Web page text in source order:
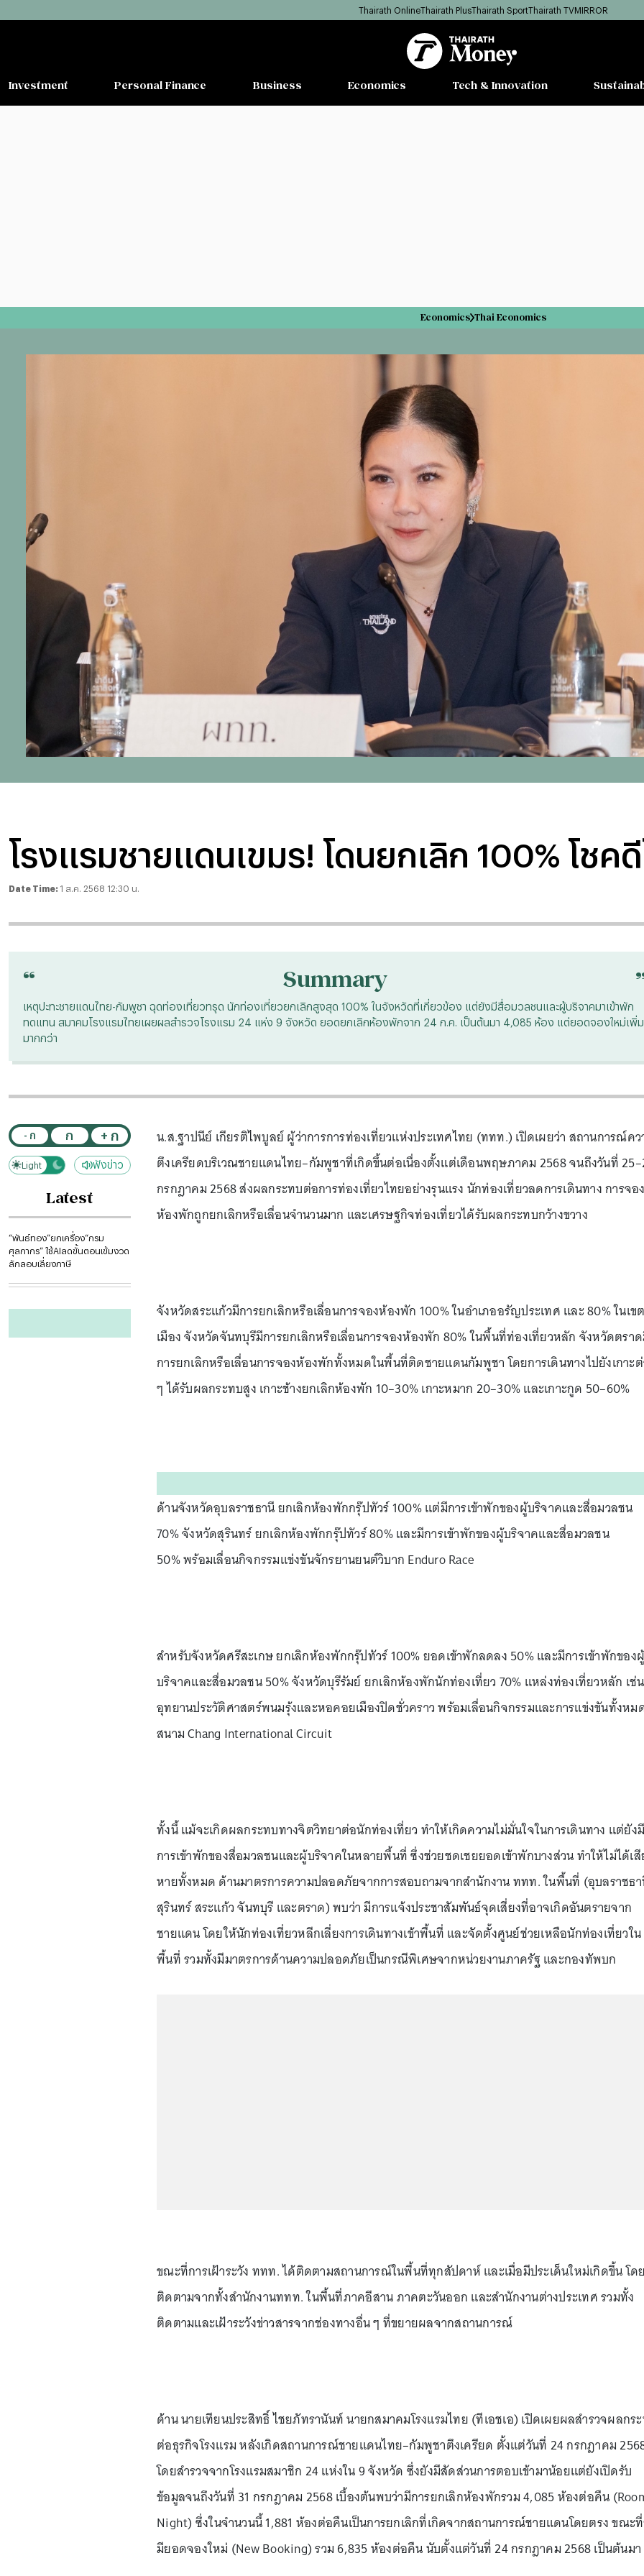
Thairath OnlineThairath PlusThairath SportThairath TVMIRROR
Investment Personal Finance Business Economics Tech & Innovation
Economics Thai Economics
โรงแรมชายแดนเขมร! โดนยกเลิก 100% โช
Date Time: 1 ส.ค. 2568 12:30 น.
“ Summary
เหตุปะทะชายแดนไทย-กัมพูชา ฉุดท่องเที่ยวทรุด นักท่องเที่ยวยกเลิกสูงสุด 100% ในจังหวัดที่เกี่ยวข้อง แต่ยังมีสื่อมวลชนและผู้บริจาคมาเข้าพัก
ทดแทน สมาคมโรงแรมไทยเผยผลสำรวจโรงแรม 24 แห่ง 9 จังหวัด ยอดยกเลิกห้องพักจาก 24 ก.ค. เป็นต้นมา 4,085 ห้อง แต่ยอดจองใหม่เพิ่ม
มากกว่า
- ก ก + ก
Dark
Light ฟังข่าว
Latest
“พันธ์ทอง”ยกเครื่อง“กรม
ศุลกากร” ใช้AIลดขั้นตอนเข้มงวด
ลักลอบเลี่ยงภาษี
น.ส.ฐาปนีย์ เกียรติไพบูลย์ ผู้ว่าการการท่องเที่ยวแห่งประเทศไทย (ททท.) เปิดเผยว่า สถานการณ์คว
ตึงเครียดบริเวณชายแดนไทย–กัมพูชาที่เกิดขึ้นต่อเนื่องตั้งแต่เดือนพฤษภาคม 2568 จนถึงวันที่
กรกฎาคม 2568 ส่งผลกระทบต่อการท่องเที่ยวไทยอย่างรุนแรง นักท่องเที่ยวลดการเดินทาง การจอง
ห้องพักถูกยกเลิกหรือเลื่อนจำนวนมาก และเศรษฐกิจท่องเที่ยวได้รับผลกระทบกว้างขวาง
จังหวัดสระแก้วมีการยกเลิกหรือเลื่อนการจองห้องพัก 100% ในอำเภออรัญประเทศ และ 80% ในเขต
เมือง จังหวัดจันทบุรีมีการยกเลิกหรือเลื่อนการจองห้องพัก 80% ในพื้นที่ท่องเที่ยวหลัก จังหวัดตรา
การยกเลิกหรือเลื่อนการจองห้องพักทั้งหมดในพื้นที่ติดชายแดนกัมพูชา โดยการเดินทางไปยังเกาะ
ๆ ได้รับผลกระทบสูง เกาะช้างยกเลิกห้องพัก 10–30% เกาะหมาก 20–30% และเกาะกูด 50–60%
ด้านจังหวัดอุบลราชธานี ยกเลิกห้องพักกรุ๊ปทัวร์ 100% แต่มีการเข้าพักของผู้บริจาคและสื่อมวลชน
70% จังหวัดสุรินทร์ ยกเลิกห้องพักกรุ๊ปทัวร์ 80% และมีการเข้าพักของผู้บริจาคและสื่อมวลชน
50% พร้อมเลื่อนกิจกรรมแข่งขันจักรยานยนต์วิบาก Enduro Race
สำหรับจังหวัดศรีสะเกษ ยกเลิกห้องพักกรุ๊ปทัวร์ 100% ยอดเข้าพักลดลง 50% และมีการเข้าพักของผู้
บริจาคและสื่อมวลชน 50% จังหวัดบุรีรัมย์ ยกเลิกห้องพักนักท่องเที่ยว 70% แหล่งท่องเที่ยวหลัก เช่น
อุทยานประวัติศาสตร์พนมรุ้งและหอคอยเมืองปิดชั่วคราว พร้อมเลื่อนกิจกรรมและการแข่งขันทั้งหม
สนาม Chang International Circuit
ทั้งนี้ แม้จะเกิดผลกระทบทางจิตวิทยาต่อนักท่องเที่ยว ทำให้เกิดความไม่มั่นใจในการเดินทาง แต่ยังมี
การเข้าพักของสื่อมวลชนและผู้บริจาคในหลายพื้นที่ ซึ่งช่วยชดเชยยอดเข้าพักบางส่วน ทำให้ไม่ได้เ
หายทั้งหมด ด้านมาตรการความปลอดภัยจากการสอบถามจากสำนักงาน ททท. ในพื้นที่ (อุบลราชธ
สุรินทร์ สระแก้ว จันทบุรี และตราด) พบว่า มีการแจ้งประชาสัมพันธ์จุดเสี่ยงที่อาจเกิดอันตรายจาก
ชายแดน โดยให้นักท่องเที่ยวหลีกเลี่ยงการเดินทางเข้าพื้นที่ และจัดตั้งศูนย์ช่วยเหลือนักท่องเที่ยวใน
พื้นที่ รวมทั้งมีมาตรการด้านความปลอดภัยเป็นกรณีพิเศษจากหน่วยงานภาครัฐ และกองทัพบก
ขณะที่การเฝ้าระวัง ททท. ได้ติดตามสถานการณ์ในพื้นที่ทุกสัปดาห์ และเมื่อมีประเด็นใหม่เกิดขึ้น โดย
ติดตามจากทั้งสำนักงานททท. ในพื้นที่ภาคอีสาน ภาคตะวันออก และสำนักงานต่างประเทศ รวมทั้ง
ติดตามและเฝ้าระวังข่าวสารจากช่องทางอื่น ๆ ที่ขยายผลจากสถานการณ์
ด้าน นายเทียนประสิทธิ์ ไชยภัทรานันท์ นายกสมาคมโรงแรมไทย (ทีเอชเอ) เปิดเผยผลสำรวจผลกร
ต่อธุรกิจโรงแรม หลังเกิดสถานการณ์ชายแดนไทย–กัมพูชาตึงเครียด ตั้งแต่วันที่ 24 กรกฎาคม
โดยสำรวจจากโรงแรมสมาชิก 24 แห่งใน 9 จังหวัด ซึ่งยังมีสัดส่วนการตอบเข้ามาน้อยแต่ยังเปิดรับ
ข้อมูลจนถึงวันที่ 31 กรกฎาคม 2568 เบื้องต้นพบว่ามีการยกเลิกห้องพักรวม 4,085 ห้องต่อคืน
Night) ซึ่งในจำนวนนี้ 1,881 ห้องต่อคืนเป็นการยกเลิกที่เกิดจากสถานการณ์ชายแดนโดยตรง ขณะ
มียอดจองใหม่ (New Booking) รวม 6,835 ห้องต่อคืน นับตั้งแต่วันที่ 24 กรกฎาคม 2568 เป็นต้นมา